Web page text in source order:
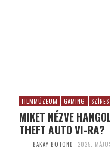
FILMMÚZEUM GAMING SZÍNES
MIKET NÉZVE
THEFT AUTO VI-RA?
BAKAY BOTOND 2025.